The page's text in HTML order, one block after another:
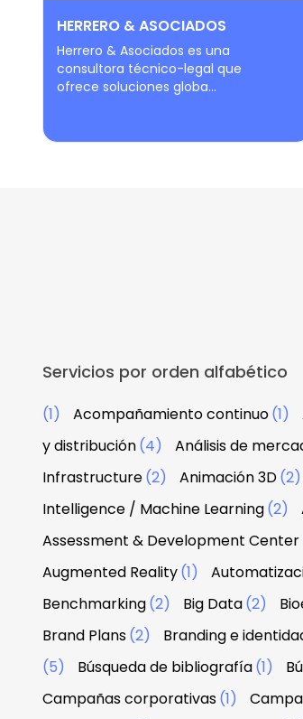
HERRERO & ASOCIADOS
Herrero & Asociados es una
consultora técnico-legal que
ofrece soluciones globa...
Servicios por orden alfabético
(1) Acompañamiento continuo(1)
y distribución(4) Análisis de
Infrastructure(2) Animación 3D(2)
Intelligence / Machine Learning(2)
Assessment & Development Center
Augmented Reality(1)
Benchmarking(2) Big Data(2)
Brand Plans(2) Branding e
(5)
Búsqueda de bibliografía(1)
Campañas corporativas(1)